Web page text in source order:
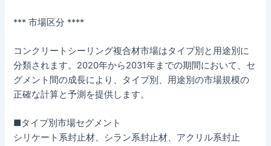
*** 市場区分 ****
コンクリートシーリング複合材市場はタイプ別と用途別に
分類されます。2020年から2031年までの期間において、セ
グメント間の成長により、タイプ別、用途別の市場規模の
正確な計算と予測を提供します。
■タイプ別市場セグメント
シリケート系封止材、シラン系封止材、アクリル系封止